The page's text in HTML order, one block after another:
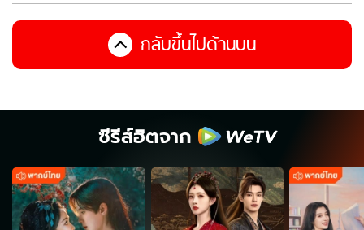
กลับขึ้นไปด้านบน
ซีรีส์ฮิตจาก